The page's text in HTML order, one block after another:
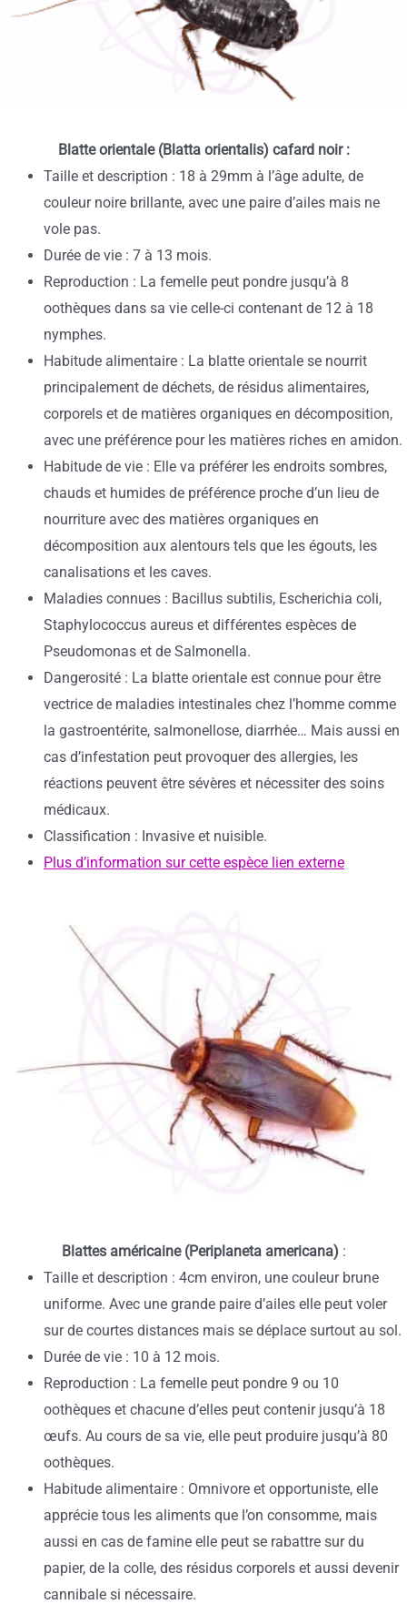
Blatte orientale (Blatta orientalis) cafard noir :
Taille et description : 18 à 29mm à l’âge adulte, de
couleur noire brillante, avec une paire d’ailes mais ne
vole pas.
Durée de vie : 7 à 13 mois.
Reproduction : La femelle peut pondre jusqu’à 8
oothèques dans sa vie celle-ci contenant de 12 à 18
nymphes.
Habitude alimentaire : La blatte orientale se nourrit
principalement de déchets, de résidus alimentaires,
corporels et de matières organiques en décomposition,
avec une préférence pour les matières riches en amidon.
Habitude de vie : Elle va préférer les endroits sombres,
chauds et humides de préférence proche d’un lieu de
nourriture avec des matières organiques en
décomposition aux alentours tels que les égouts, les
canalisations et les caves.
Maladies connues : Bacillus subtilis, Escherichia coli,
Staphylococcus aureus et différentes espèces de
Pseudomonas et de Salmonella.
Dangerosité : La blatte orientale est connue pour être
vectrice de maladies intestinales chez l’homme comme
la gastroentérite, salmonellose, diarrhée… Mais aussi en
cas d’infestation peut provoquer des allergies, les
réactions peuvent être sévères et nécessiter des soins
médicaux.
Classification : Invasive et nuisible.
Plus d’information sur cette espèce lien externe
Blattes américaine (Periplaneta americana) :
Taille et description : 4cm environ, une couleur brune
uniforme. Avec une grande paire d’ailes elle peut voler
sur de courtes distances mais se déplace surtout au sol.
Durée de vie : 10 à 12 mois.
Reproduction : La femelle peut pondre 9 ou 10
oothèques et chacune d’elles peut contenir jusqu’à 18
œufs. Au cours de sa vie, elle peut produire jusqu’à 80
oothèques.
Habitude alimentaire : Omnivore et opportuniste, elle
apprécie tous les aliments que l’on consomme, mais
aussi en cas de famine elle peut se rabattre sur du
papier, de la colle, des résidus corporels et aussi devenir
cannibale si nécessaire.